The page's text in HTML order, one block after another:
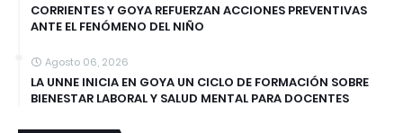
CORRIENTES Y GOYA REFUERZAN ACCIONES PREVENTIVAS
ANTE EL FENÓMENO DEL NIÑO
Agosto 06, 2026
LA UNNE INICIA EN GOYA UN CICLO DE FORMACIÓN SOBRE
BIENESTAR LABORAL Y SALUD MENTAL PARA DOCENTES